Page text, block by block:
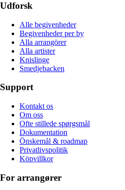
Udforsk
Alle begivenheder
Begivenheder per by
Alla arrangörer
Alla artister
Knislinge
Smedjebacken
Support
Kontakt os
Om oss
Ofte stillede spørgsmål
Dokumentation
Önskemål & roadmap
Privatlivspolitik
Köpvillkor
For arrangører